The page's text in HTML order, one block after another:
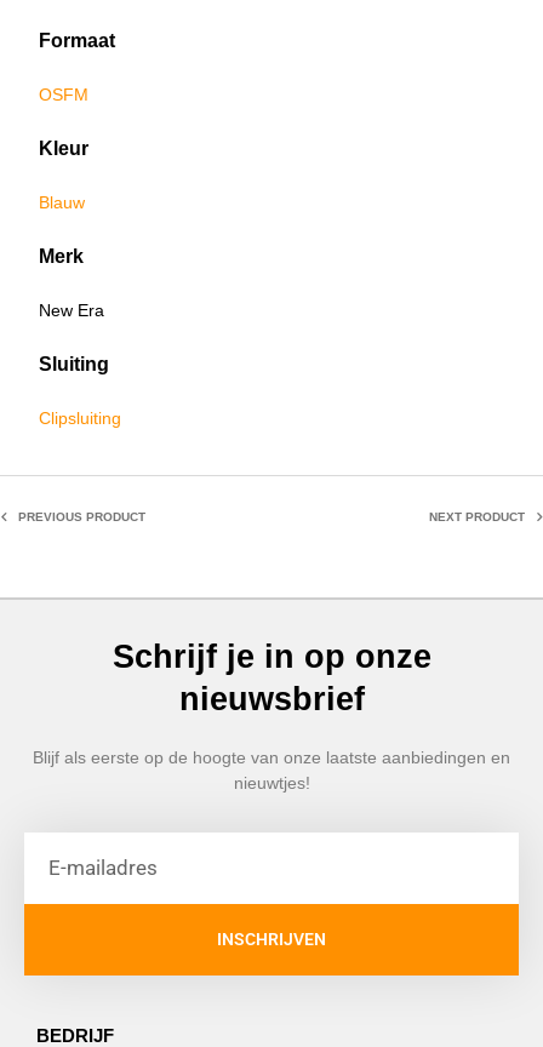
Formaat
OSFM
Kleur
Blauw
Merk
New Era
Sluiting
Clipsluiting
PREVIOUS PRODUCT NEXT PRODUCT
Schrijf je in op onze
nieuwsbrief
Blijf als eerste op de hoogte van onze laatste aanbiedingen en
nieuwtjes!
INSCHRIJVEN
BEDRIJF